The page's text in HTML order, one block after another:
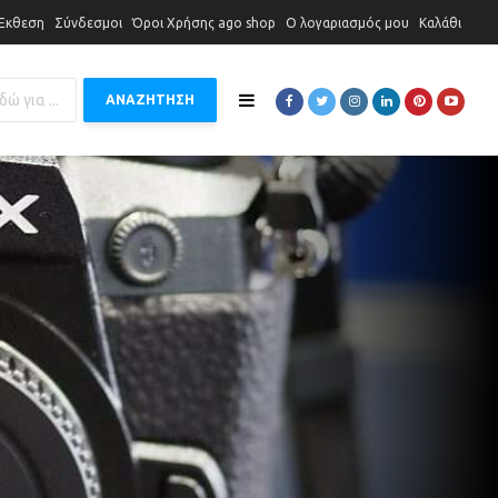
Σύνδεσμοι Όροι Χρήσης ago shop Ο λογαριασμός μου Καλάθι
ΑΝΑΖΗΤΗΣΗ